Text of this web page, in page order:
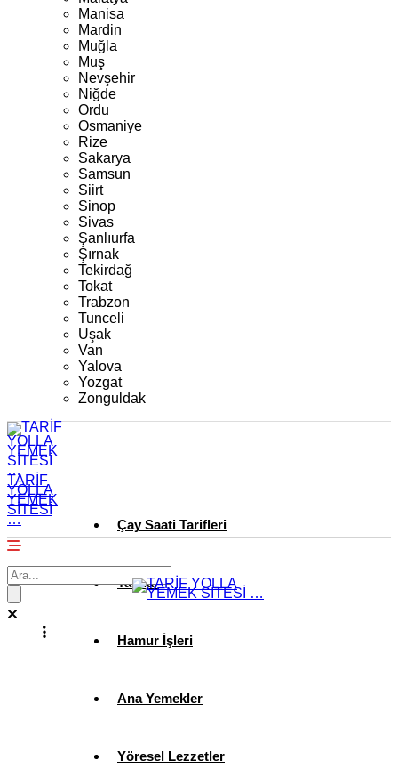
Manisa
Mardin
Muğla
Muş
Nevşehir
Niğde
Ordu
Osmaniye
Rize
Sakarya
Samsun
Siirt
Sinop
Sivas
Şanlıurfa
Şırnak
Tekirdağ
Tokat
Trabzon
Tunceli
Uşak
Van
Yalova
Yozgat
Zonguldak
TARİF
YOLLA
YEMEK
SİTESİ
… Çay Saati Tarifleri
Tatlılar
Hamur İşleri
Ana Yemekler
Yöresel Lezzetler